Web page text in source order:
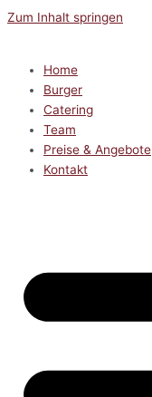
Zum Inhalt springen
Home
Burger
Catering
Team
Preise & Angebote
Kontakt